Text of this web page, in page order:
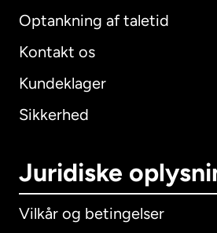
Optankning af taletid
Kontakt os
Kundeklager
Sikkerhed
Juridiske
Vilkår og betingelser